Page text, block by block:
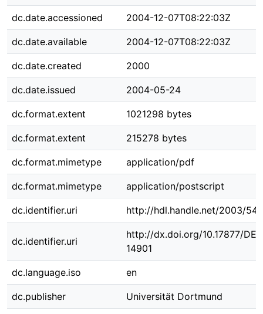
dc.date.accessioned 2004-12-07T08:22:03Z
dc.date.available 2004-12-07T08:22:03Z
dc.date.created 2000
dc.date.issued 2004-05-24
dc.format.extent 1021298 bytes
dc.format.extent 215278 bytes
dc.format.mimetype application/pdf
dc.format.mimetype application/postscript
dc.identifier.uri http://hdl.handle.net/2003/
dc.identifier.uri
http://dx.doi.org/10.17877/
14901
dc.language.iso en
dc.publisher Universität Dortmund